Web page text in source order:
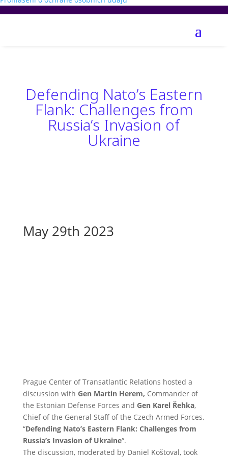
Defending Nato’s Eastern
Flank: Challenges from
Russia’s Invasion of
Ukraine
May 29th 2023
Prague Center of Transatlantic Relations hosted a
discussion with Gen Martin Herem, Commander of
the Estonian Defense Forces and Gen Karel Řehka,
Chief of the General Staff of the Czech Armed Forces,
“Defending Nato’s Eastern Flank: Challenges from
Russia’s Invasion of Ukraine“.
The discussion, moderated by Daniel Koštoval, took